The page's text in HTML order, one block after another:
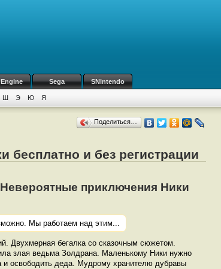
Sega SNintendo
Ш Э Ю Я
Поделиться…
бесплатно и без регистрации
приключения Ники
Мы работаем над этим...
Двухмерная бегалка со сказочным сюжетом.
злая ведьма Золдрана. Маленькому Ники нужно
и освободить деда. Мудрому хранителю дубравы